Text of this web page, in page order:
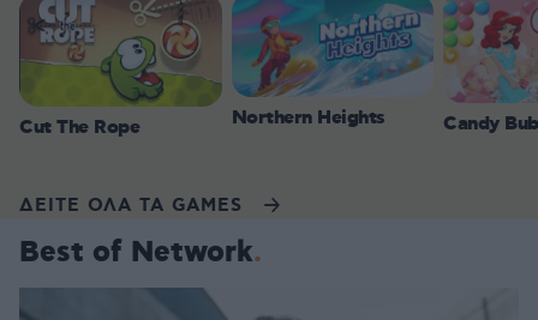
Cut The Rope Northern Heights Candy
ΔΕΙΤΕ ΟΛΑ ΤΑ GAMES
Best of Network